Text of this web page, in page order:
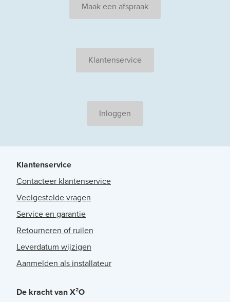
Maak een afspraak
Klantenservice
Inloggen
Klantenservice
Contacteer klantenservice
Veelgestelde vragen
Service en garantie
Retourneren of ruilen
Leverdatum wijzigen
Aanmelden als installateur
De kracht van X²O